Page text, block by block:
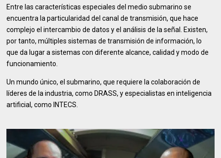
Entre las características especiales del medio submarino se
encuentra la particularidad del canal de transmisión, que hace
complejo el intercambio de datos y el análisis de la señal. Existen,
por tanto, múltiples sistemas de transmisión de información, lo
que da lugar a sistemas con diferente alcance, calidad y modo de
funcionamiento.
Un mundo único, el submarino, que requiere la colaboración de
líderes de la industria, como DRASS, y especialistas en inteligencia
artificial, como INTECS.